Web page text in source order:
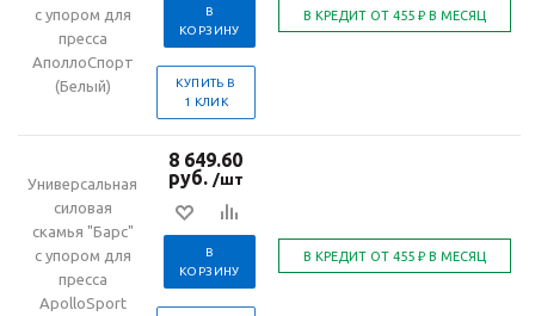
с упором для
пресса
АполлоСпорт
(Белый)
В
КОРЗИНУ
КУПИТЬ В
1 КЛИК
Универсальная
силовая
скамья "Барс"
с упором для
пресса
ApolloSport
8 649.60
руб. /шт
В
КОРЗИНУ